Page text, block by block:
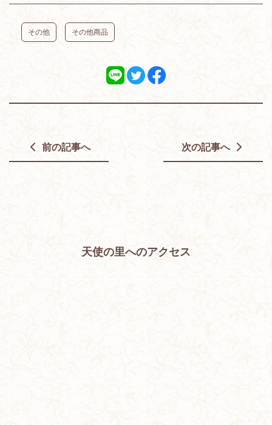
その他 その他商品
前の記事へ 次の記事へ
天使の里へのアクセス